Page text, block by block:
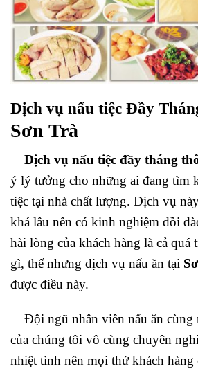
Dịch vụ nấu tiệc Đầy
Sơn Trà
Dịch vụ nấu tiệc đầy tháng
ý lý tưởng cho những ai đang tìm
tiệc tại nhà chất lượng. Dịch vụ
khá lâu nên có kinh nghiệm dồi
hài lòng của khách hàng là cả quá
gì, thế nhưng dịch vụ nấu ăn tại
được điều này.
Đội ngũ nhân viên nấu ăn cùng
của chúng tôi vô cùng chuyên
nhiệt tình nên mọi thứ khách hàng